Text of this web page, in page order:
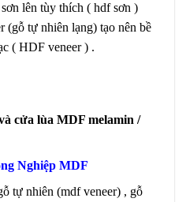
lên tùy thích ( hdf sơn )
(gỗ tự nhiên lạng) tạo nên bề
( HDF veneer ) .
cửa lùa MDF melamin /
Nghiệp MDF
tự nhiên (mdf veneer) , gỗ